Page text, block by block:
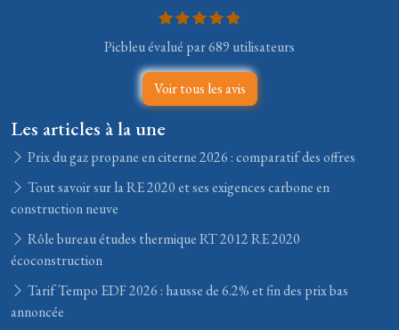
Picbleu évalué par 689 utilisateurs
Voir tous les avis
Les articles à la une
Prix du gaz propane en citerne 2026 : comparatif des offres
Tout savoir sur la RE 2020 et ses exigences carbone en
construction neuve
Rôle bureau études thermique RT 2012 RE 2020
écoconstruction
Tarif Tempo EDF 2026 : hausse de 6.2% et fin des prix bas
annoncée